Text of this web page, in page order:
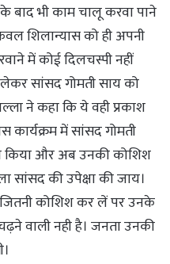
बाद भी काम चालू करवा पाने
शिलान्यास को ही अपनी
में कोई दिलचस्पी नहीं
सांसद गोमती साय को
ने कहा कि ये वही प्रकाश
कार्यक्रम में सांसद गोमती
किया और अब उनकी कोशिश
सांसद की उपेक्षा की जाय।
कोशिश कर लें पर उनके
वाली नही है। जनता उनकी